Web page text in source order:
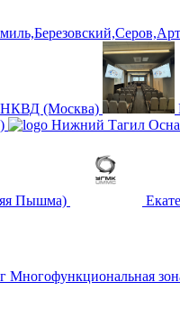
Нижний Тагил
Многофункциональная